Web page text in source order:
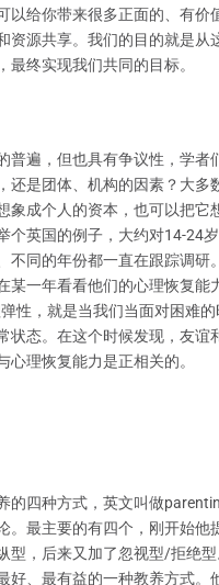
以给你带来很多正面的、有价
资源共享。我们的目的就是从
最终实现我们共同的目标。
普遍，但也具有争议性，学者
还是团体、机构的因素？大多
象成个人的资本，也可以把它
个英国的例子，大约对14-24
不同的年份都一直在跟踪调研
某一年看看他们的心理恢复能
性，就是当我们当面对困难
状态。在这个时候发现，友谊
心理恢复能力是正相关的。
的四种方式，英文叫做
。最主要的有四个，刚开始他
型，后来又加了忽视型/拒绝
好、最有益的一种教养方式。